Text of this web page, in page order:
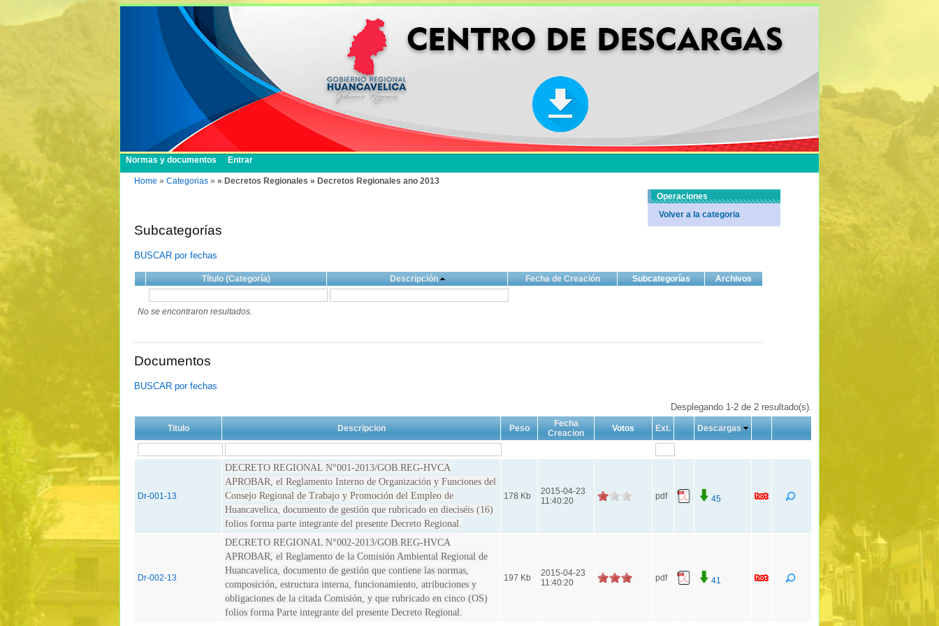
Normas y documentos Entrar
Home » Categorias » » Decretos Regionales » Decretos Regionales ano 2013
Subcategorías
BUSCAR por fechas
Título (Categoría) Descripción Fecha de Creación Subcategorías Archivos
No se encontraron resultados.
Documentos
BUSCAR por fechas
Desplegando 1-2 de 2 resultado(s).
Titulo Descripcion Peso
Fecha
Creacion
Votos Ext. Descargas
Dr-001-13
DECRETO REGIONAL N°001-2013/GOB.REG-HVCA
APROBAR, el Reglamento Interno de Organización y Funciones del
Consejo Regional de Trabajo y Promoción del Empleo de
Huancavelica, documento de gestión que rubricado en dieciséis (16)
folios forma parte integrante del presente Decreto Regional.
178 Kb
2015-04-23
11:40:20
pdf 45
Dr-002-13
DECRETO REGIONAL N°002-2013/GOB.REG-HVCA
APROBAR, el Reglamento de la Comisión Ambiental Regional de
Huancavelica, documento de gestión que contiene las normas,
composición, estructura interna, funcionamiento, atribuciones y
obligaciones de la citada Comisión, y que rubricado en cinco (OS)
folios forma Parte integrante del presente Decreto Regional.
197 Kb
2015-04-23
11:40:20
pdf 41
Operaciones
Volver a la categoria